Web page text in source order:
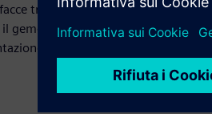
tra ingegneria meccanica ed
gemello digitale per convalidare
dei materiali e dei layout di